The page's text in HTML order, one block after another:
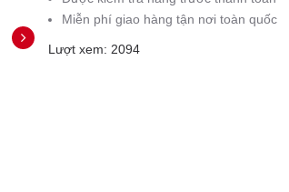
Miễn phí giao hàng tận nơi toàn quốc
Lượt xem: 2094